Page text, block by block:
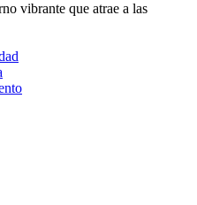
vibrante que atrae a las